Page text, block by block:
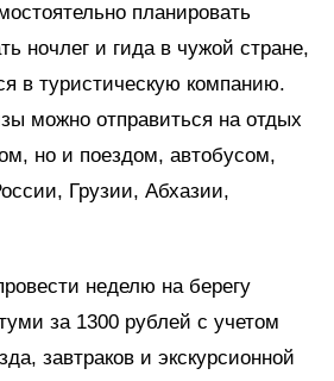
планировать
ночлег и гида в чужой стране,
в туристическую компанию.
можно отправиться на отдых
но и поездом, автобусом,
Грузии, Абхазии,
неделю на берегу
за 1300 рублей с учетом
завтраков и экскурсионной